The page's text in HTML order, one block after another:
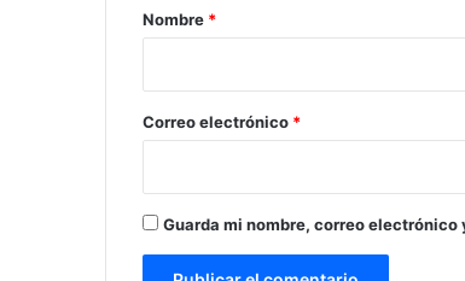
r
*
Nombre *
Correo electrónico *
Guarda mi nombre, correo electrónico